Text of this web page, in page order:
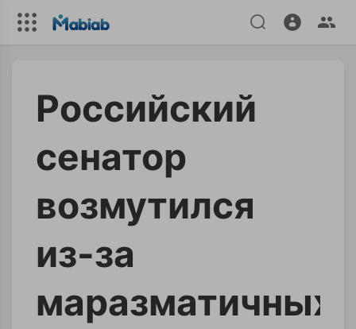
Российский
сенатор
возмутился
из-за
маразматичных